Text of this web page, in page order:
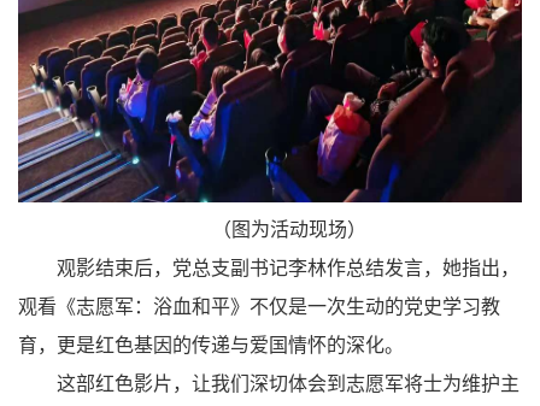
（图为活动现场）
观影结束后，党总支副书记李林作总结发言，她指出，
观看《志愿军：浴血和平》不仅是一次生动的党史学习教
育，更是红色基因的传递与爱国情怀的深化。
这部红色影片，让我们深切体会到志愿军将士为维护主